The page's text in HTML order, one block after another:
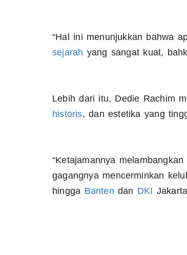
“Hal ini menunjukkan bahwa
sejarah yang sangat kuat,
Lebih dari itu, Dedie Rachim
historis, dan estetika yang
“Ketajamannya
gagangnya mencerminkan
hingga Banten dan DKI